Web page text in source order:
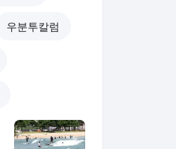
우분투칼럼